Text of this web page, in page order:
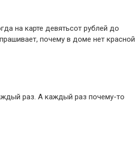
на карте девятьсот рублей до
почему в доме нет красной
раз. А каждый раз почему-то